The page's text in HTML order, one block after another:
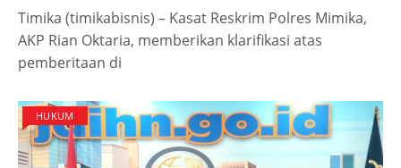
Timika (timikabisnis) – Kasat Reskrim Polres Mimika,
AKP Rian Oktaria, memberikan klarifikasi atas
pemberitaan di
HUKUM